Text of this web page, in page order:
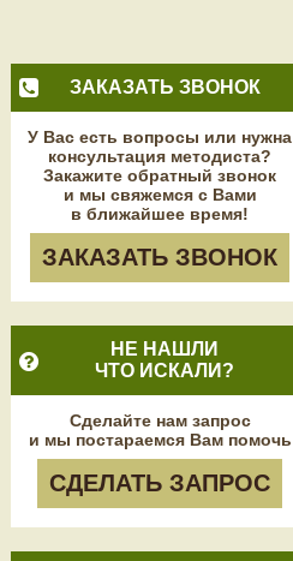
ЗАКАЗАТЬ ЗВОНОК
У Вас есть вопросы или нужна
консультация методиста?
Закажите обратный звонок
и мы свяжемся с Вами
в ближайшее время!
ЗАКАЗАТЬ ЗВОНОК
НЕ НАШЛИ
ЧТО ИСКАЛИ?
Сделайте нам запрос
и мы постараемся Вам помочь
СДЕЛАТЬ ЗАПРОС